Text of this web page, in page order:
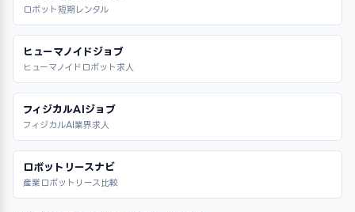
ロボット短期レンタル
ヒューマノイドジョブ
ヒューマノイドロボット求人
フィジカルAIジョブ
フィジカルAI業界求人
ロボットリースナビ
産業ロボットリース比較